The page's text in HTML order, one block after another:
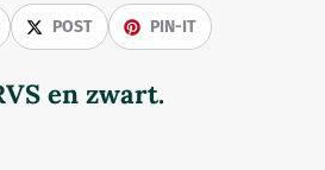
POST PIN-IT
en zwart.